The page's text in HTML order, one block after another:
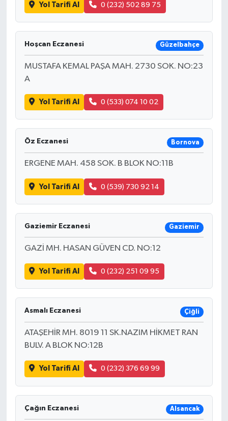
Yol Tarifi Al 0 (232) 502 89 75
Hoşcan Eczanesi Güzelbahçe
MUSTAFA KEMAL PAŞA MAH. 2730 SOK. NO:23
A
Yol Tarifi Al 0 (533) 074 10 02
Öz Eczanesi Bornova
ERGENE MAH. 458 SOK. B BLOK NO:11B
Yol Tarifi Al 0 (539) 730 92 14
Gaziemir Eczanesi Gaziemir
GAZİ MH. HASAN GÜVEN CD. NO:12
Yol Tarifi Al 0 (232) 251 09 95
Asmalı Eczanesi Çiğli
ATAŞEHİR MH. 8019 11 SK.NAZIM HİKMET RAN
BULV. A BLOK NO:12B
Yol Tarifi Al 0 (232) 376 69 99
Çağın Eczanesi Alsancak